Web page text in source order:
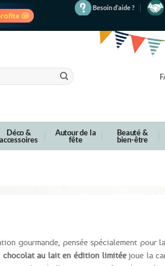
🐚
Besoin d’aide ?
Déco &
accessoires
Autour de la
fête
Beauté &
bien-être
gourmande, pensée spécialement pour
chocolat au lait en édition limitéejoue la